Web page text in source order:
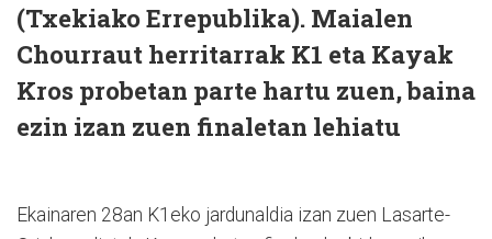
(Txekiako Errepublika). Maialen
Chourraut herritarrak K1 eta Kayak
Kros probetan parte hartu zuen, baina
ezin izan zuen finaletan lehiatu
Ekainaren 28an K1eko jardunaldia izan zuen Lasarte-